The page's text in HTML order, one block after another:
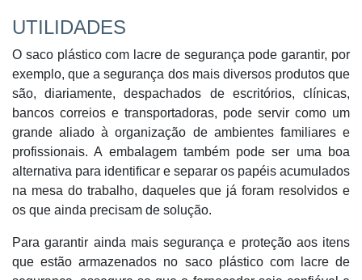
UTILIDADES
O saco plástico com lacre de segurança pode garantir, por
exemplo, que a segurança dos mais diversos produtos que
são, diariamente, despachados de escritórios, clínicas,
bancos correios e transportadoras, pode servir como um
grande aliado à organização de ambientes familiares e
profissionais. A embalagem também pode ser uma boa
alternativa para identificar e separar os papéis acumulados
na mesa do trabalho, daqueles que já foram resolvidos e
os que ainda precisam de solução.
Para garantir ainda mais segurança e proteção aos itens
que estão armazenados no saco plástico com lacre de